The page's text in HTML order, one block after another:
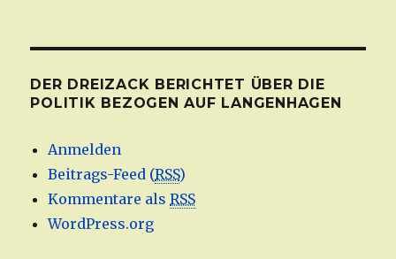
DER DREIZACK BERICHTET ÜBER DIE
POLITIK BEZOGEN AUF LANGENHAGEN
Anmelden
Beitrags-Feed (RSS)
Kommentare alsRSS
WordPress.org